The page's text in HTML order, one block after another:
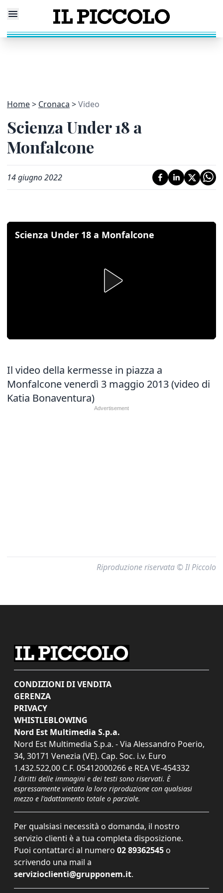
Home Cronaca Video
Scienza Under 18 a
Monfalcone
14 giugno 2022
Scienza Under 18 a Monfalcone
Il video della kermesse in piazza a
Monfalcone venerdì 3 maggio 2013 (video di
Katia Bonaventura)
Riproduzione riservata © Il Piccolo
CONDIZIONI DI VENDITA
GERENZA
PRIVACY
WHISTLEBLOWING
Nord Est Multimedia S.p.a.
Nord Est Multimedia S.p.a. - Via Alessandro Poerio,
34, 30171 Venezia (VE). Cap. Soc. i.v. Euro
1.432.522,00 C.F. 05412000266 e REA VE-454332
I diritti delle immagini e dei testi sono riservati. È
espressamente vietata la loro riproduzione con qualsiasi
mezzo e l'adattamento totale o parziale.
Per qualsiasi necessità o domanda, il nostro
servizio clienti è a tua completa disposizione.
Puoi contattarci al numero 02 89362545 o
scrivendo una mail a
servizioclienti@grupponem.it.